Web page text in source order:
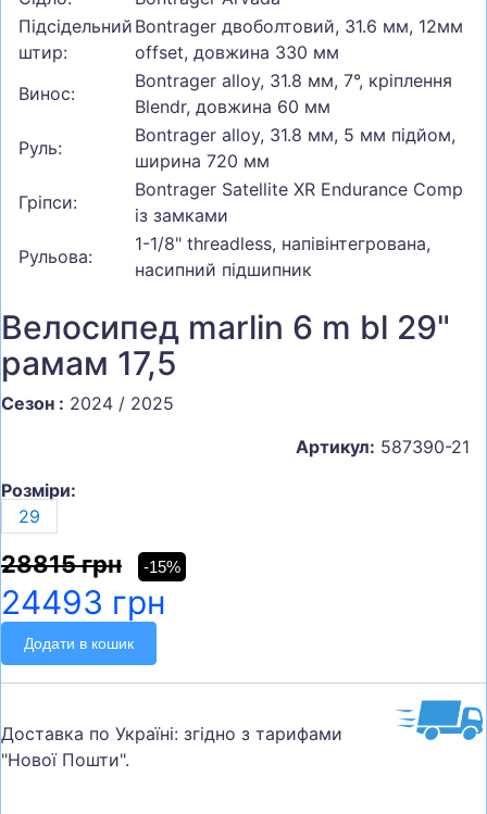
Підсідельний
штир:
Bontrager двоболтовий, 31.6 мм, 12мм
offset, довжина 330 мм
Винос:
Bontrager alloy, 31.8 мм, 7°, кріплення
Blendr, довжина 60 мм
Руль:
Bontrager alloy, 31.8 мм, 5 мм підйом,
ширина 720 мм
Гріпси:
Bontrager Satellite XR Endurance Comp
із замками
Рульова:
1-1/8" threadless, напівінтегрована,
насипний підшипник
Велосипед marlin 6 m bl 29"
рамам 17,5
Сезон : 2024 / 2025
Артикул: 587390-21
Розміри:
29
28815 грн -15%
24493 грн
Додати в кошик
Доставка по Україні: згідно з тарифами
"Нової Пошти".